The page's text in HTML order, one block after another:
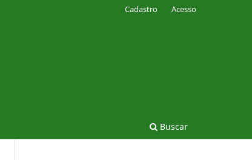
Buscar
Cadastro Acesso